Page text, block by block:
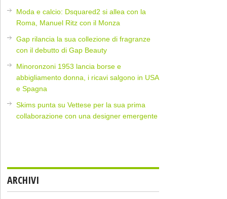
Moda e calcio: Dsquared2 si allea con la
Roma, Manuel Ritz con il Monza
Gap rilancia la sua collezione di fragranze
con il debutto di Gap Beauty
Minoronzoni 1953 lancia borse e
abbigliamento donna, i ricavi salgono in USA
e Spagna
Skims punta su Vettese per la sua prima
collaborazione con una designer emergente
ARCHIVI